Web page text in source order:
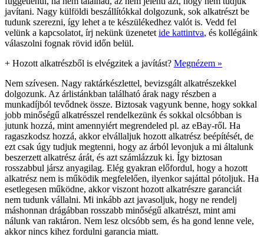
javítani. Nagy külföldi beszállítókkal dolgozunk, sok alkatrészt be
tudunk szerezni, így lehet a te készülékedhez valót is. Vedd fel
velünk a kapcsolatot, írj nekünk üzenetet ide kattintva, és kollégáink
válaszolni fognak rövid időn belül.
+ Hozott alkatrészből is elvégzitek a javítást? Megnézem »
Nem szívesen. Nagy raktárkészlettel, bevizsgált alkatrészekkel
dolgozunk. Az árlistánkban található árak nagy részben a
munkadíjból tevődnek össze. Biztosak vagyunk benne, hogy sokkal
jobb minőségű alkatrésszel rendelkezünk és sokkal olcsóbban is
jutunk hozzá, mint amennyiért megrendeled pl. az eBay-ről. Ha
ragaszkodsz hozzá, akkor elvállaljuk hozott alkatrész beépítését, de
ezt csak úgy tudjuk megtenni, hogy az árból levonjuk a mi általunk
beszerzett alkatrész árát, és azt számlázzuk ki. Így biztosan
rosszabbul jársz anyagilag. Elég gyakran előfordul, hogy a hozott
alkatrész nem is működik megfelelően, ilyenkor sajáttal pótoljuk. Ha
esetlegesen működne, akkor viszont hozott alkatrészre garanciát
nem tudunk vállalni. Mi inkább azt javasoljuk, hogy ne rendelj
máshonnan drágábban rosszabb minőségű alkatrészt, mint ami
nálunk van raktáron. Nem lesz olcsóbb sem, és ha gond lenne vele,
akkor nincs kihez fordulni garancia miatt.